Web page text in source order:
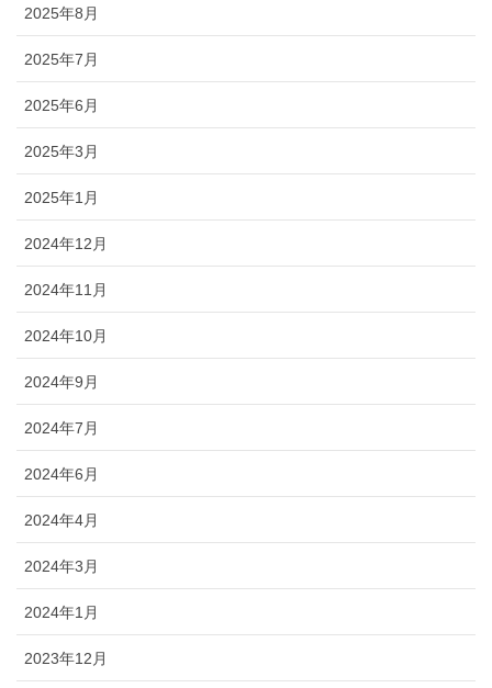
2025年8月
2025年7月
2025年6月
2025年3月
2025年1月
2024年12月
2024年11月
2024年10月
2024年9月
2024年7月
2024年6月
2024年4月
2024年3月
2024年1月
2023年12月